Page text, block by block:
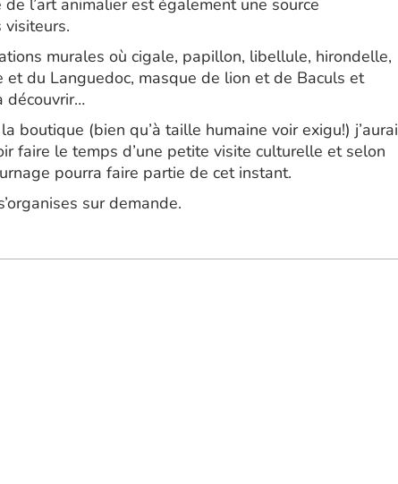
l’art animalier est également une source
visiteurs.
murales où cigale, papillon, libellule, hirondelle,
et du Languedoc, masque de lion et de Baculs et
découvrir…
boutique (bien qu’à taille humaine voir exigu!) j’aurai
faire le temps d’une petite visite culturelle et selon
pourra faire partie de cet instant.
sur demande.